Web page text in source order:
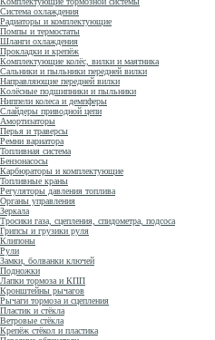
Система охлаждения
Радиаторы и комплектующие
Помпы и термостаты
Шланги охлаждения
Прокладки и крепёж
Комплектующие колёс, вилки и маятника
Сальники и пыльники передней вилки
Направляющие передней вилки
Колёсные подшипники и пыльники
Ниппели колеса и демпферы
Слайдеры приводной цепи
Амортизаторы
Перья и траверсы
Ремни вариатора
Топливная система
Бензонасосы
Карбюраторы и комплектующие
Топливные краны
Регуляторы давления топлива
Органы управления
Зеркала
Тросики газа, сцепления, спидометра, подсоса
Грипсы и грузики руля
Клипоны
Рули
Замки, болванки ключей
Подножки
Лапки тормоза и КПП
Кронштейны рычагов
Рычаги тормоза и сцепления
Пластик и стёкла
Ветровые стёкла
Крепёж стёкол и пластика